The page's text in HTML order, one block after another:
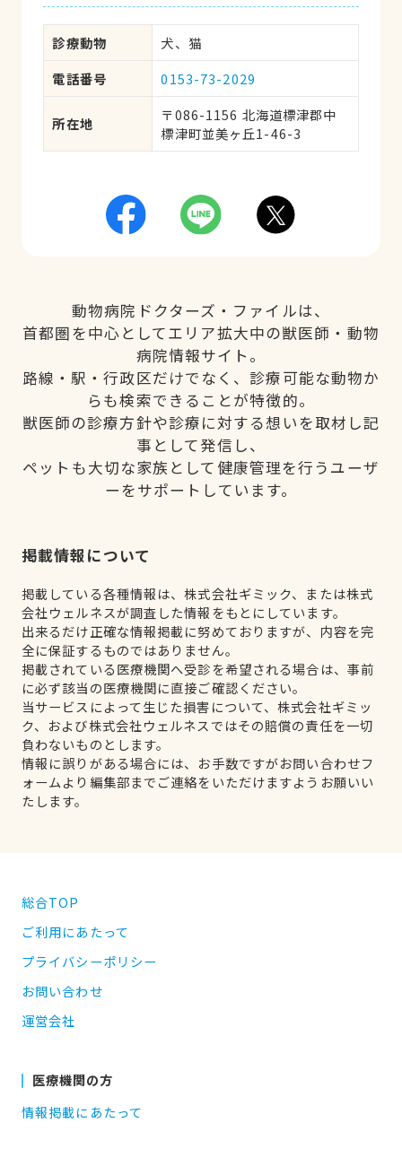
診療動物
犬、猫
電話番号
0153-73-2029
所在地
〒086-1156 北海道標津郡中
標津町並美ヶ丘1-46-3
動物病院ドクターズ・ファイルは、
首都圏を中心としてエリア拡大中の獣医師・動物
病院情報サイト。
路線・駅・行政区だけでなく、診療可能な動物か
らも検索できることが特徴的。
獣医師の診療方針や診療に対する想いを取材し記
事として発信し、
ペットも大切な家族として健康管理を行うユーザ
ーをサポートしています。
掲載情報について
掲載している各種情報は、株式会社ギミック、または株式
会社ウェルネスが調査した情報をもとにしています。
出来るだけ正確な情報掲載に努めておりますが、内容を完
全に保証するものではありません。
掲載されている医療機関へ受診を希望される場合は、事前
に必ず該当の医療機関に直接ご確認ください。
当サービスによって生じた損害について、株式会社ギミッ
ク、および株式会社ウェルネスではその賠償の責任を一切
負わないものとします。
情報に誤りがある場合には、お手数ですがお問い合わせフ
ォームより編集部までご連絡をいただけますようお願いい
たします。
総合TOP
ご利用にあたって
プライバシーポリシー
お問い合わせ
運営会社
医療機関の方
情報掲載にあたって